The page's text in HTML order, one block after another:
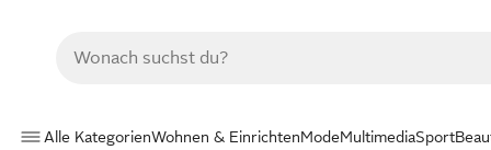
Alle KategorienWohnen & EinrichtenModeMultimediaSport